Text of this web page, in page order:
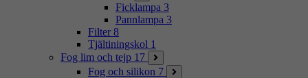
Ficklampa 3
Pannlampa 3
Filter 8
Tjältiningskol 1
Fog lim och tejp 17
Fog och silikon 7